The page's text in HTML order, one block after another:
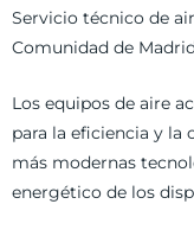
Servicio técnico de
Comunidad de
Los equipos de aire
para la eficiencia y la
más modernas
energético de los